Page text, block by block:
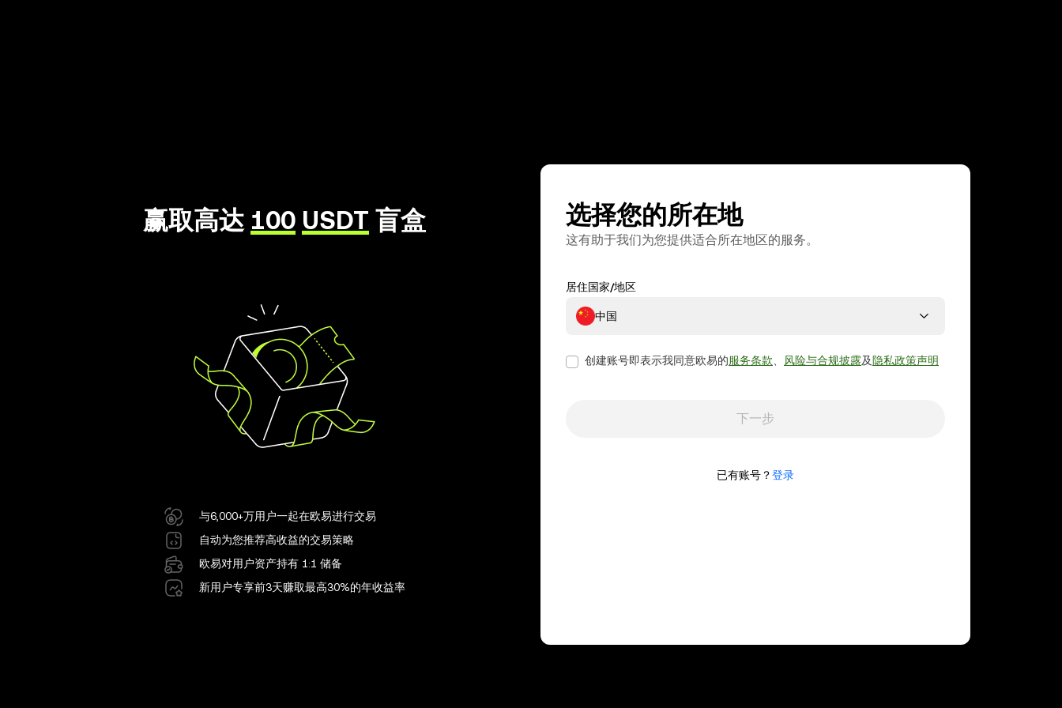
赢取高达 100 USDT 盲盒
与6,000+万用户一起在欧易进行交易
自动为您推荐高收益的交易策略
欧易对用户资产持有 1:1 储备
新用户专享前3天赚取最高30%的年收益率
选择您的所在地
这有助于我们为您提供适合所在地区的服务。
居住国家/地区
中国
创建账号即表示我同意欧易的服务条款 风险与合规披露及 隐私政策声明
下一步
已有账号？登录